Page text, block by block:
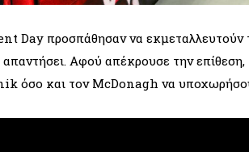
Day προσπάθησαν να
Αφού απέκρουσε την
όσο και τον McDonagh να